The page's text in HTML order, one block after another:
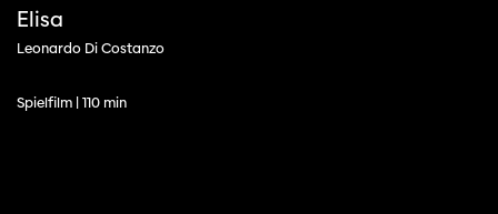
Elisa
Leonardo Di Costanzo
Spielfilm | 110 min